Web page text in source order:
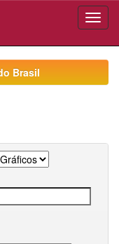
Brasil